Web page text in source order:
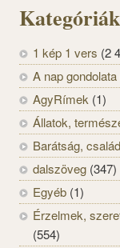
Kategóriák
1 kép 1 vers (2
A nap gondolata
AgyRímek (1)
Állatok,
Barátság, család
dalszöveg (347)
Egyéb (1)
Érzelmek,
(554)